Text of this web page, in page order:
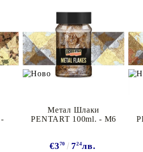
Метал Шлаки
PENTART 100ml. - M6
€370 724лв.